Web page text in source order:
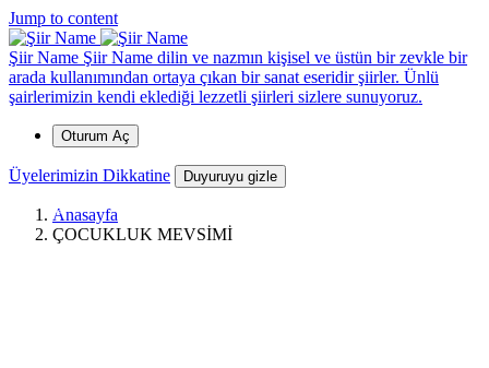
Jump to content
Şiir Name Şiir Name dilin ve nazmın kişisel ve üstün bir zevkle bir
arada kullanımından ortaya çıkan bir sanat eseridir şiirler. Ünlü
şairlerimizin kendi eklediği lezzetli şiirleri sizlere sunuyoruz.
Oturum Aç
Üyelerimizin Dikkatine Duyuruyu gizle
Anasayfa
ÇOCUKLUK MEVSİMİ